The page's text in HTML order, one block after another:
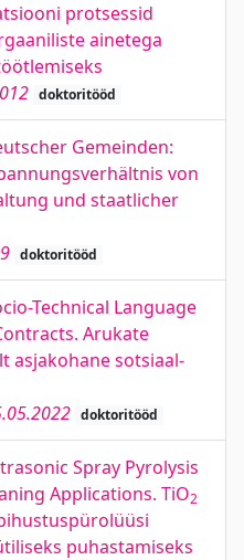
protsessid
ainetega
doktoritööd
Gemeinden:
von
und staatlicher
doktoritööd
Technical Language
Arukate
asjakohane sotsiaal-
doktoritööd
Spray Pyrolysis
Applications. TiO2
puhastamiseks